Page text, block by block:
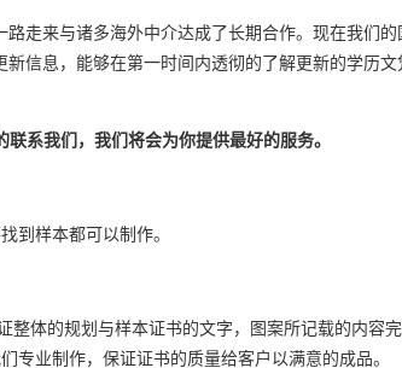
走来与诸多海外中介达成了长期合作。现在我们的
信息，能够在第一时间内透彻的了解更新的学历文
系我们，我们将会为你提供最好的服务。
到样本都可以制作。
体的规划与样本证书的文字，图案所记载的内容
业制作，保证证书的质量给客户以满意的成品。